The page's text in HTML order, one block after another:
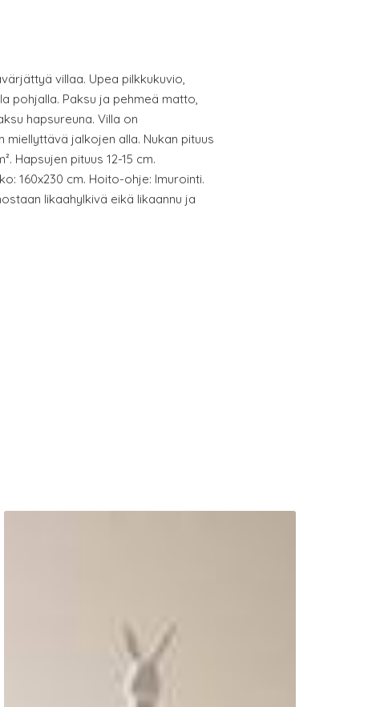
villaa. Upea pilkkukuvio,
pohjalla. Paksu ja pehmeä matto,
hapsureuna. Villa on
miellyttävä jalkojen alla. Nukan pituus
Hapsujen pituus 12-15 cm.
160x230 cm. Hoito-ohje: Imurointi.
likaahylkivä eikä likaannu ja